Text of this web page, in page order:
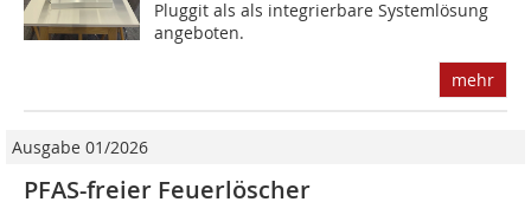
Pluggit als als integrierbare Systemlösung
angeboten.
mehr
Ausgabe 01/2026
PFAS-freier Feuerlöscher